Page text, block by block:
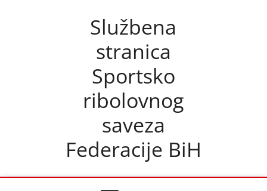
Službena
stranica
Sportsko
ribolovnog
saveza
Federacije BiH